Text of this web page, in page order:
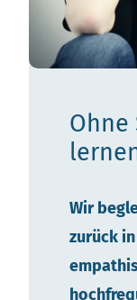
Ohne
Wir
zurück